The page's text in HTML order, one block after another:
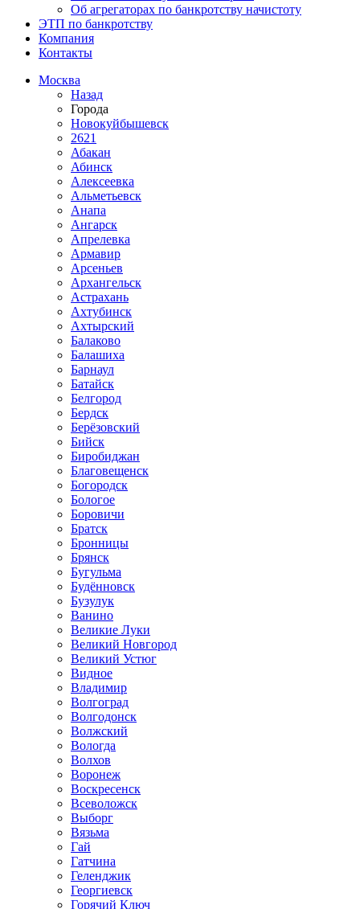
Об агрегаторах по банкротству начистоту
ЭТП по банкротству
Компания
Контакты
Москва
Назад
Города
Новокуйбышевск
2621
Абакан
Абинск
Алексеевка
Альметьевск
Анапа
Ангарск
Апрелевка
Армавир
Арсеньев
Архангельск
Астрахань
Ахтубинск
Ахтырский
Балаково
Балашиха
Барнаул
Батайск
Белгород
Бердск
Берёзовский
Бийск
Биробиджан
Благовещенск
Богородск
Бологое
Боровичи
Братск
Бронницы
Брянск
Бугульма
Будённовск
Бузулук
Ванино
Великие Луки
Великий Новгород
Великий Устюг
Видное
Владимир
Волгоград
Волгодонск
Волжский
Вологда
Волхов
Воронеж
Воскресенск
Всеволожск
Выборг
Вязьма
Гай
Гатчина
Геленджик
Георгиевск
Горячий Ключ